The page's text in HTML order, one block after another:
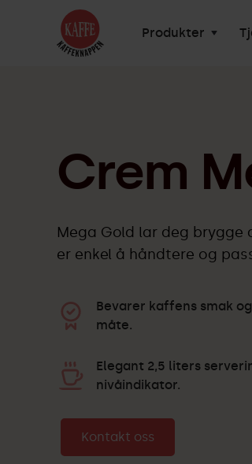
Produkter
Crem
Mega Gold lar deg brygge
er enkel å håndtere og
Bevarer kaffens smak
måte.
Elegant 2,5 liters
nivåindikator.
Kontakt oss